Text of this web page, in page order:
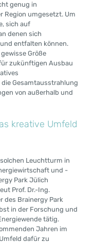
genug in
Region umgesetzt. Um
sich auf
denen sich
entfalten können.
Größe
zukünftigen Ausbau
Gesamtausstrahlung
von außerhalb und
kreative Umfeld
Leuchtturm in
und -
Park Jülich
Prof. Dr.-Ing.
des Brainergy Park
in der Forschung und
tätig.
Jahren im
dafür zu